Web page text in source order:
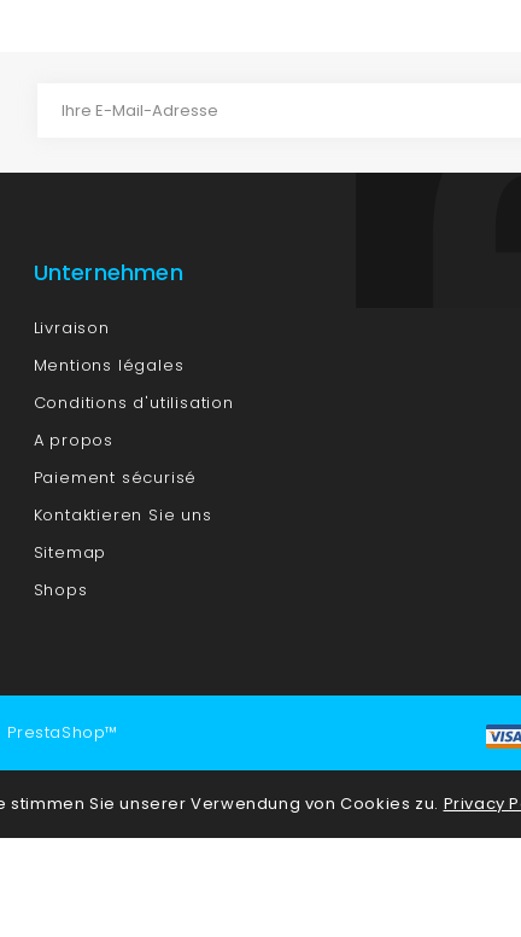
Unternehmen
Livraison
Mentions légales
Conditions d'utilisation
A propos
Paiement sécurisé
Kontaktieren Sie uns
Sitemap
Shops
Sie unserer Verwendung von Cookies zu. Privacy